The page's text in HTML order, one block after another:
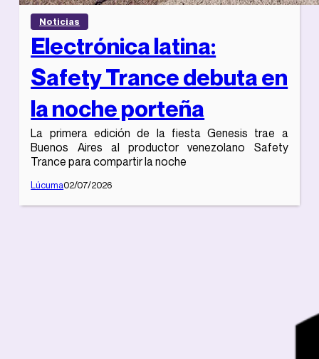
Noticias
Electrónica latina:
Safety Trance debuta en
la noche porteña
La primera edición de la fiesta Genesis trae a
Buenos Aires al productor venezolano Safety
Trance para compartir la noche
Lúcuma02/07/2026